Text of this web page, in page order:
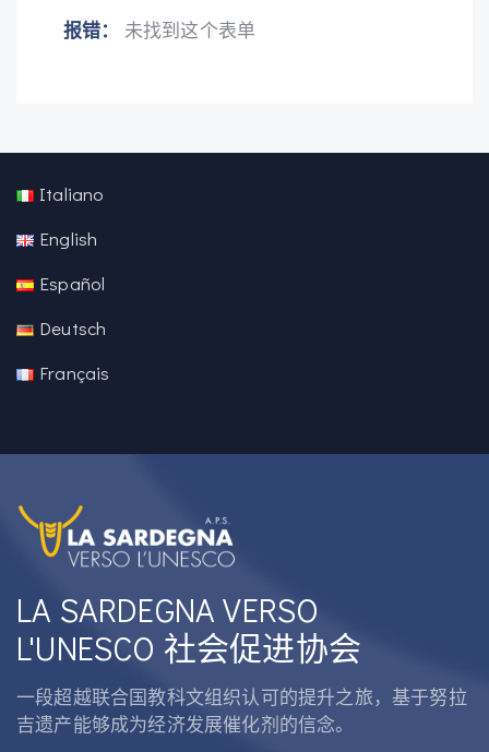
报错： 未找到这个表单
Italiano
English
Español
Deutsch
Français
LA SARDEGNA VERSO
L'UNESCO 社会促进协会
一段超越联合国教科文组织认可的提升之旅，基于努拉
吉遗产能够成为经济发展催化剂的信念。